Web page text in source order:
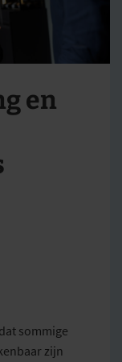
en
sommige
zijn